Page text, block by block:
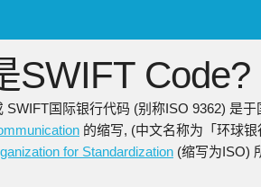
SWIFT Code?
SWIFT国际银行代码 (别称ISO 9362) 是
的缩写, (中文名称为「环球
for Standardization (缩写为ISO)